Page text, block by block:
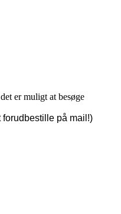
er muligt at besøge
forudbestille på mail!)